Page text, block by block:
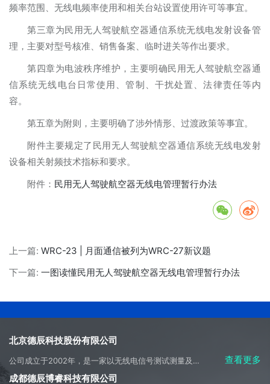
频率范围、无线电频率使用和相关台站设置使用许可等事宜。
第三章为民用无人驾驶航空器通信系统无线电发射设备管
理，主要对型号核准、销售备案、临时进关等作出要求。
第四章为电波秩序维护，主要明确民用无人驾驶航空器通
信系统无线电台日常使用、管制、干扰处置、法律责任等内
容。
第五章为附则，主要明确了涉外情形、过渡政策等事宜。
附件主要规定了民用无人驾驶航空器通信系统无线电发射
设备相关射频技术指标和要求。
附件： 民用无人驾驶航空器无线电管理暂行办法
上一篇: WRC-23 | 月面通信被列为WRC-27新议题
下一篇: 一图读懂民用无人驾驶航空器无线电管理暂行办法
北京德辰科技股份有限公司
公司成立于2002年，是一家以无线电信号测试测量及侦测应用开发为主营方向，集科研、生产、系统集成、产品销售、工程施工及技术服务于一体的高科技产业实体。
查看更多
成都德辰博睿科技有限公司